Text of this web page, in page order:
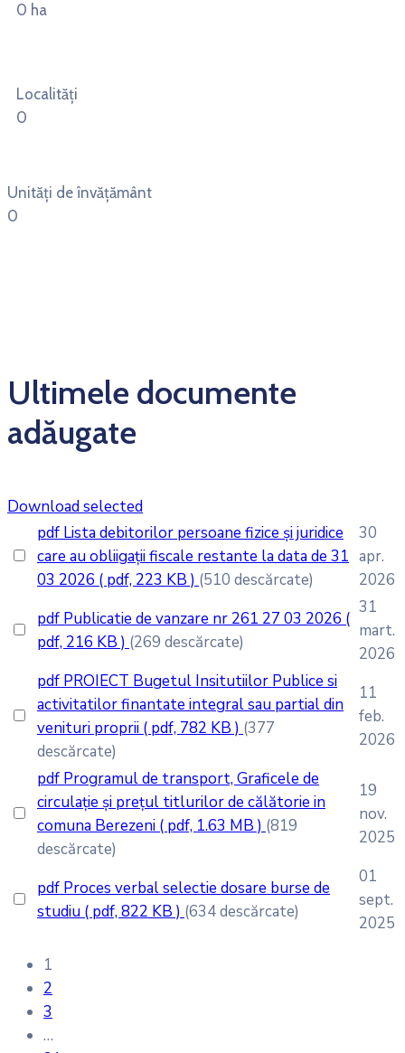
0 ha
Localități
0
Unități de învățământ
0
Ultimele documente
adăugate
Download selected
pdf Lista debitorilor persoane fizice și juridice
care au obliigații fiscale restante la data de 31
03 2026 ( pdf, 223 KB ) (510 descărcate)
30
apr.
2026
pdf Publicatie de vanzare nr 261 27 03 2026 (
pdf, 216 KB ) (269 descărcate)
31
mart.
2026
pdf PROIECT Bugetul Insitutiilor Publice si
activitatilor finantate integral sau partial din
venituri proprii ( pdf, 782 KB ) (377
descărcate)
11
feb.
2026
pdf Programul de transport, Graficele de
circulație și prețul titlurilor de călătorie in
comuna Berezeni ( pdf, 1.63 MB ) (819
descărcate)
19
nov.
2025
pdf Proces verbal selectie dosare burse de
studiu ( pdf, 822 KB ) (634 descărcate)
01
sept.
2025
1
2
3
…